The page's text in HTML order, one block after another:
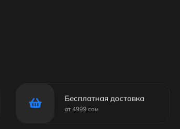
Бесплатная доставка
от 4999 сом